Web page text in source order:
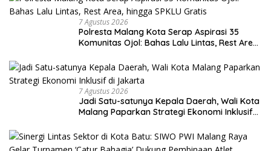
7 Agustus 2026
Polresta Malang Kota Serap Aspirasi 35
Komunitas Ojol: Bahas Lalu Lintas, Rest Area,
7 Agustus 2026
Jadi Satu-satunya Kepala Daerah, Wali Kota
Malang Paparkan Strategi Ekonomi Inklusif